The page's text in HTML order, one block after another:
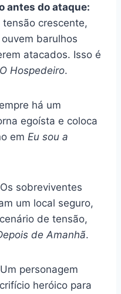
antes do ataque:
crescente,
barulhos
atacados. Isso é
O Hospedeiro.
há um
egoísta e coloca
em Eu sou a
Os sobreviventes
um local seguro,
de tensão,
de Amanhã.
Um personagem
heróico para